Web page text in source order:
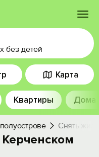
без детей
Карта
Квартиры Дома
Снять